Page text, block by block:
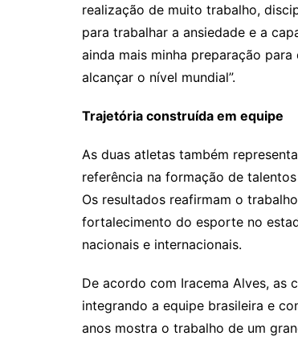
realização de muito trabalho,
para trabalhar a ansiedade e a
ainda mais minha preparação
alcançar o nível mundial”.
Trajetória construída em equipe
As duas atletas também
referência na formação de
Os resultados reafirmam o
fortalecimento do esporte no
nacionais e internacionais.
De acordo com Iracema Alves, as
integrando a equipe brasileira e
anos mostra o trabalho de um